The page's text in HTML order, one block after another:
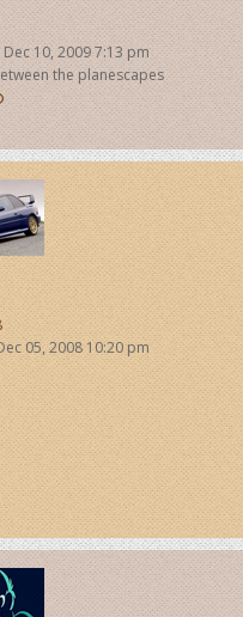
10, 2009 7:13 pm
the planescapes
C
o
n
t
a
c
t
p
e
n
z
a
t
a
05, 2008 10:20 pm